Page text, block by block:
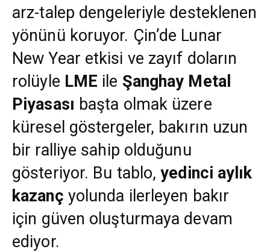
arz-talep dengeleriyle desteklenen
yönünü koruyor. Çin’de Lunar
New Year etkisi ve zayıf doların
rolüyle LME ile Şanghay Metal
Piyasası başta olmak üzere
küresel göstergeler, bakırın uzun
bir ralliye sahip olduğunu
gösteriyor. Bu tablo,yedinci aylık
kazanç yolunda ilerleyen bakır
için güven oluşturmaya devam
ediyor.